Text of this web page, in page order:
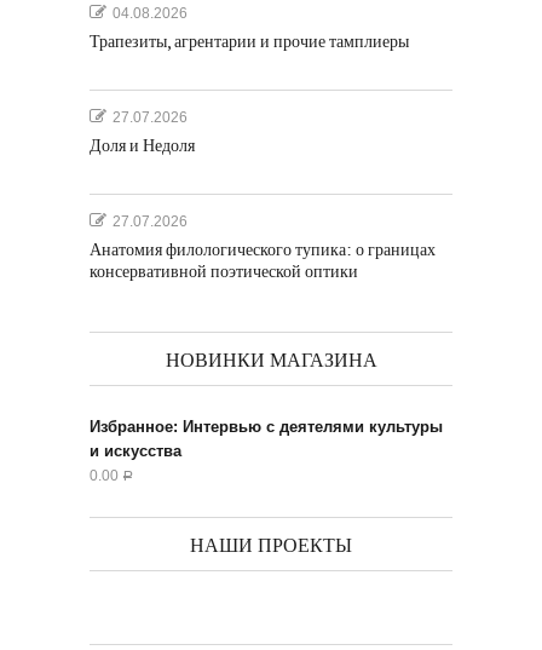
04.08.2026
Трапезиты, агрентарии и прочие тамплиеры
27.07.2026
Доля и Недоля
27.07.2026
Анатомия филологического тупика: о границах
консервативной поэтической оптики
НОВИНКИ МАГАЗИНА
Избранное: Интервью с деятелями культуры
и искусства
0.00 Р
НАШИ ПРОЕКТЫ